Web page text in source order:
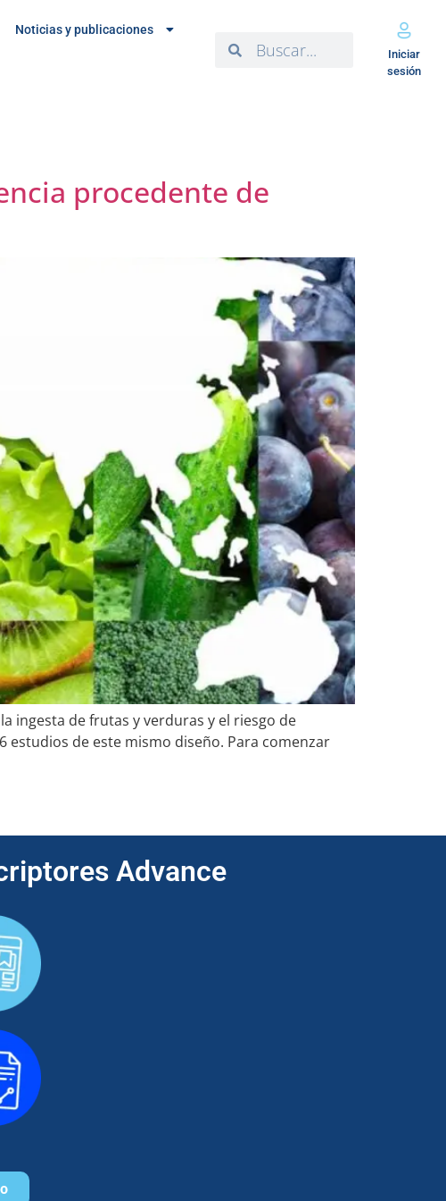
Noticias y publicaciones
Iniciar
sesión
procedente de
ingesta de frutas y verduras y el riesgo de
de este mismo diseño. Para comenzar
Advance